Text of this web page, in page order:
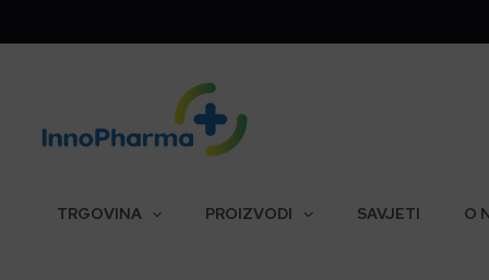
TRGOVINA PROIZVODI SAVJETI O